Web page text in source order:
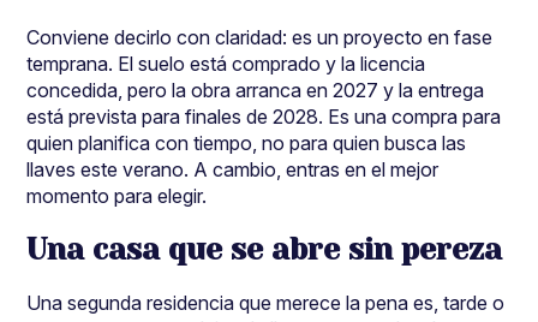
Conviene decirlo con claridad: es un proyecto en fase
temprana. El suelo está comprado y la licencia
concedida, pero la obra arranca en 2027 y la entrega
está prevista para finales de 2028. Es una compra para
quien planifica con tiempo, no para quien busca las
llaves este verano. A cambio, entras en el mejor
momento para elegir.
Una casa que se abre sin pereza
Una segunda residencia que merece la pena es, tarde o